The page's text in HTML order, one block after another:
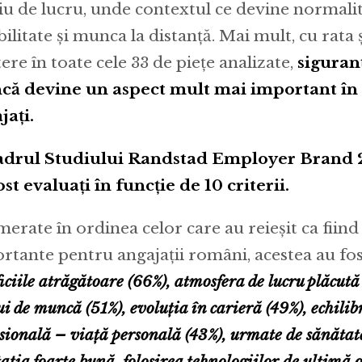
de lucru, unde contextul ce devine
și munca la distanță. Mai mult, cu rata
în toate cele 33 de piețe analizate,
devine un aspect mult mai important în
Studiului Randstad Employer Brand
evaluați în funcție de 10 criterii.
în ordinea celor care au reieșit ca fiind
pentru angajații români, acestea au
atrăgătoare (66%), atmosfera de lucru
de muncă (51%), evoluția în carieră (49%),
– viață personală (43%), urmate de